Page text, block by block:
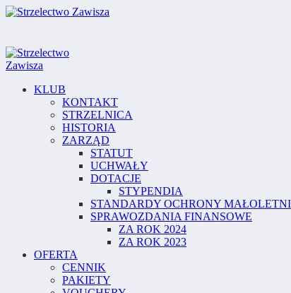
KLUB
KONTAKT
STRZELNICA
HISTORIA
ZARZĄD
STATUT
UCHWAŁY
DOTACJE
STYPENDIA
STANDARDY OCHRONY
SPRAWOZDANIA FINANSOWE
ZA ROK 2024
ZA ROK 2023
OFERTA
CENNIK
PAKIETY